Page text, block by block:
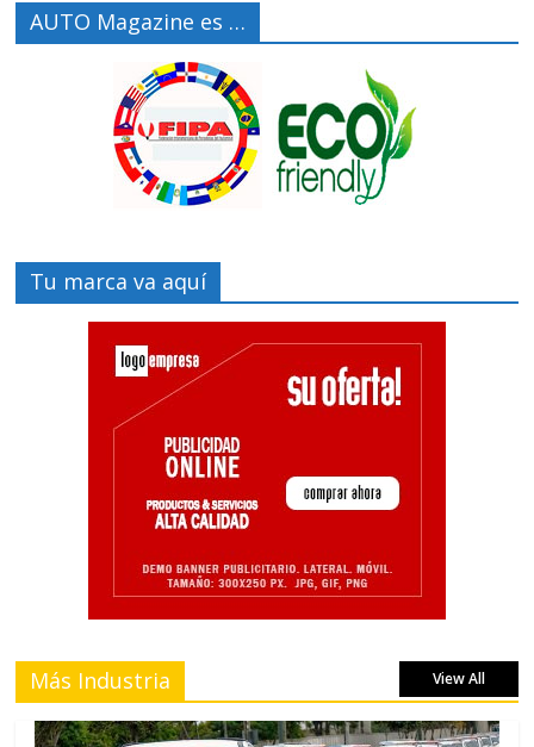
AUTO Magazine es …
Tu marca va aquí
Más Industria View All